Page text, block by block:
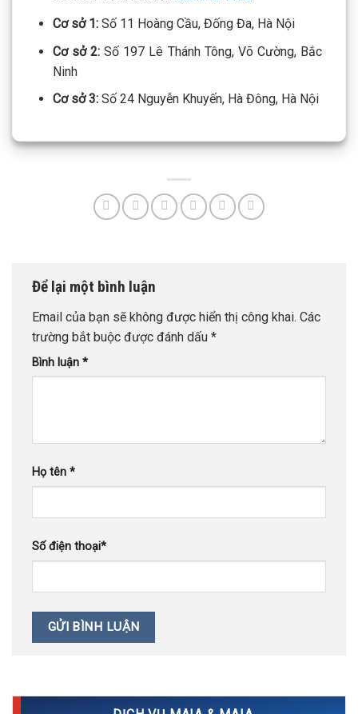
Cơ sở 1: Số 11 Hoàng Cầu, Đống Đa, Hà Nội
Cơ sở 2: Số 197 Lê Thánh Tông, Võ Cường, Bắc
Ninh
Cơ sở 3:Số 24 Nguyễn Khuyến, Hà Đông, Hà Nội
Để lại một bình luận
Email của bạn sẽ không được hiển thị công khai. Các
trường bắt buộc được đánh dấu *
Bình luận *
Họ tên *
Số điện thoại*